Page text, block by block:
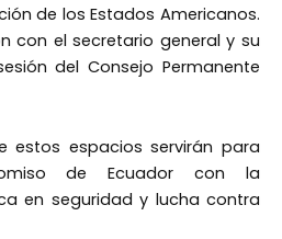
de los Estados Americanos.
con el secretario general y su
del Consejo Permanente
estos espacios servirán para
de Ecuador con la
en seguridad y lucha contra